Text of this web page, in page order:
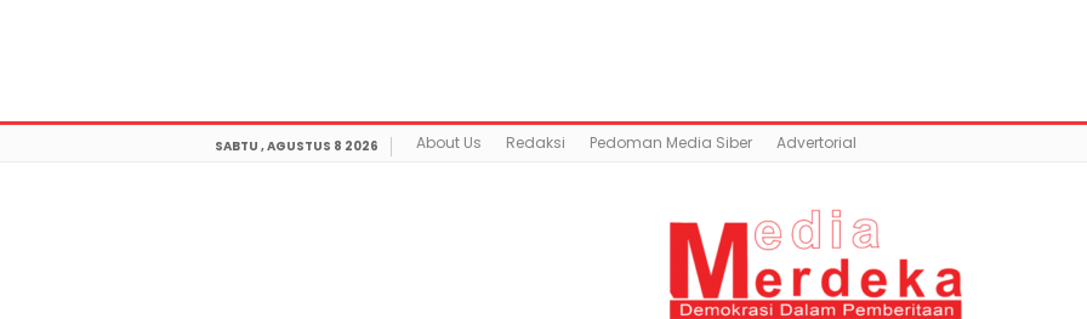
SABTU , AGUSTUS 8 2026 About Us Redaksi Pedoman Media Siber Advertorial